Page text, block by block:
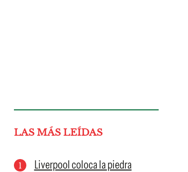
LAS MÁS LEÍDAS
Liverpool coloca la piedra